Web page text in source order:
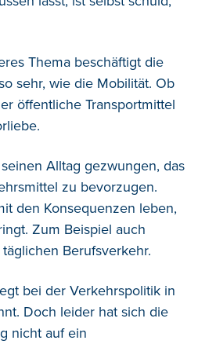
Thema beschäftigt die
sehr, wie die Mobilität. Ob
öffentliche Transportmittel
Alltag gezwungen, das
zu bevorzugen.
den Konsequenzen leben,
Zum Beispiel auch
Berufsverkehr.
bei der Verkehrspolitik in
Doch leider hat sich die
nicht auf ein